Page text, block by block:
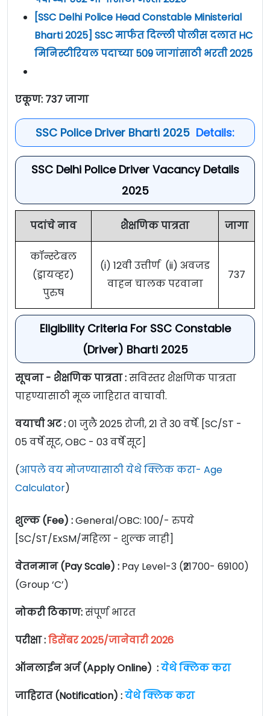
[SSC Delhi Police Head Constable Ministerial
Bharti 2025] SSC मार्फत दिल्ली पोलीस दलात HC
मिनिस्टीरियल पदाच्या 509 जागांसाठी भरती 2025
एकूण: 737 जागा
SSC Police Driver Bharti 2025 Details:
SSC Delhi Police Driver Vacancy Details
2025
पदांचे नाव शैक्षणिक पात्रता जागा
कॉन्स्टेबल
(ड्रायव्हर)
पुरुष
(i) 12वी उत्तीर्ण (ii) अवजड
वाहन चालक परवाना
737
Eligibility Criteria For SSC Constable
(Driver) Bharti 2025
सूचना - शैक्षणिक पात्रता :सविस्तर शैक्षणिक पात्रता
पाहण्यासाठी मूळ जाहिरात वाचावी.
वयाची अट :01 जुलै 2025 रोजी, 21 ते 30 वर्षे. [SC/ST -
05 वर्षे सूट, OBC - 03 वर्षे सूट]
(आपले वय मोजण्यासाठी येथे क्लिक करा- Age
Calculator)
शुल्क (Fee) :General/OBC: 100/- रुपये
[SC/ST/ExSM/महिला - शुल्क नाही]
वेतनमान (Pay Scale) : Pay Level-3 (₹21700- 69100)
(Group ‘C’)
नोकरी ठिकाण:संपूर्ण भारत
परीक्षा :डिसेंबर 2025/जानेवारी 2026
ऑनलाईन अर्ज (Apply Online) :येथे क्लिक करा
जाहिरात (Notification) :येथे क्लिक करा